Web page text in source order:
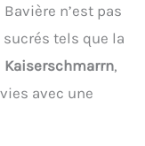
n’est pas
sucrés tels que la
Kaiserschmarrn,
avec une